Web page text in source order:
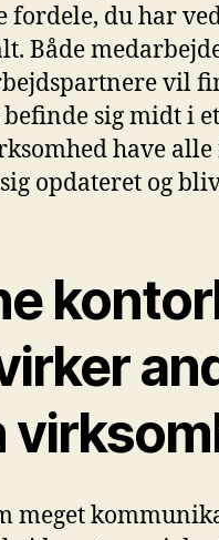
fordele, du har
Både
vil
befinde sig midt i
have
opdateret og
meget